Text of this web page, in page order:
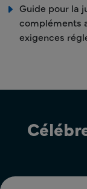
Guide pour la
compléments
exigences